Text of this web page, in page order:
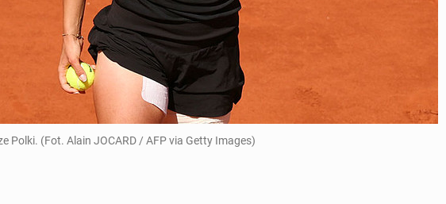
Polki. (Fot. Alain JOCARD / AFP via Getty Images)